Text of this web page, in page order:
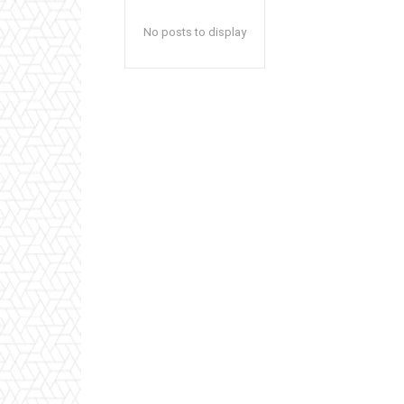
No posts to display